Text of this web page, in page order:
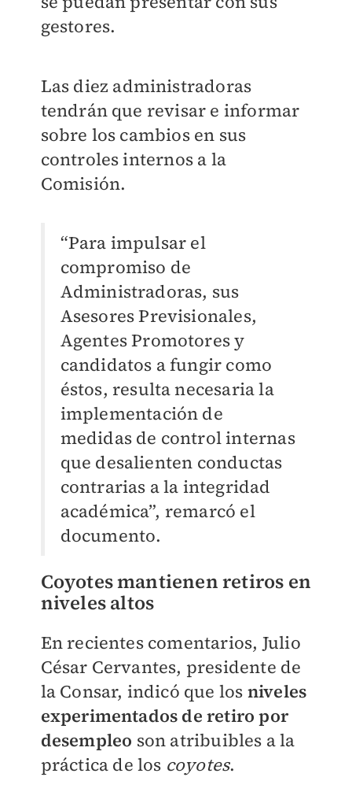
gestores.
Las diez administradoras
tendrán que revisar e informar
sobre los cambios en sus
controles internos a la
Comisión.
“Para impulsar el
compromiso de
Administradoras, sus
Asesores Previsionales,
Agentes Promotores y
candidatos a fungir como
éstos, resulta necesaria la
implementación de
medidas de control internas
que desalienten conductas
contrarias a la integridad
académica”, remarcó el
documento.
Coyotes mantienen retiros en
niveles altos
En recientes comentarios, Julio
César Cervantes, presidente de
la Consar, indicó que los niveles
experimentados de retiro por
desempleo son atribuibles a la
práctica de los coyotes.